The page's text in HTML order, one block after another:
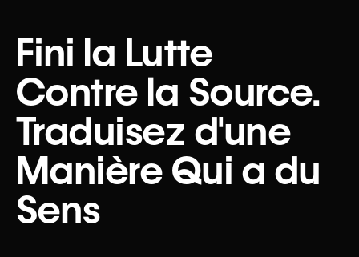
Fini la Lutte
Contre la Source.
Traduisez d'une
Manière Qui a du
Sens